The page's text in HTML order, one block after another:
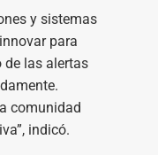
y sistemas
para
de las alertas
comunidad
indicó.